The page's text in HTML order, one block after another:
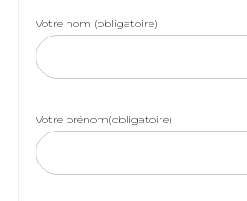
Votre nom (obligatoire)
Votre prénom(obligatoire)